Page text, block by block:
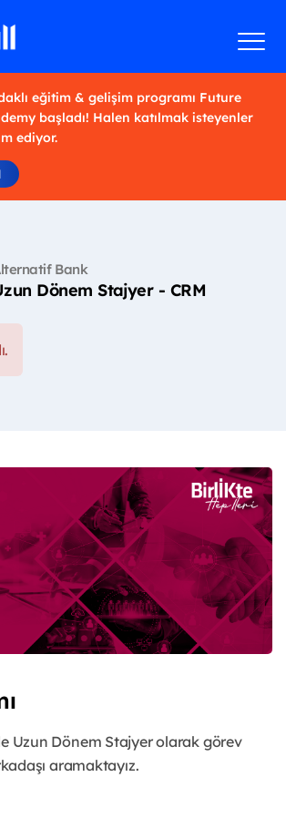
eğitim & gelişim programı Future
başladı! Halen katılmak isteyenler
ediyor.
Bank
Dönem Stajyer - CRM
Uzun Dönem Stajyer olarak görev
aramaktayız.